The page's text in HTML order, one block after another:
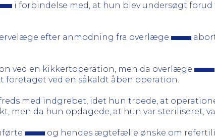
i forbindelse med, at hun blev undersøgt
efter anmodning fra overlæge
ved en kikkertoperation, men da overlæge
ved en såkaldt åben operation.
med indgrebet, idet hun troede, at
men da hun opdagede, at hun var steriliseret,
og hendes ægtefælle ønske om